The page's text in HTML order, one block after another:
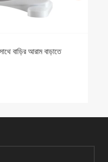
বাড়ির আরাম বাড়াতে